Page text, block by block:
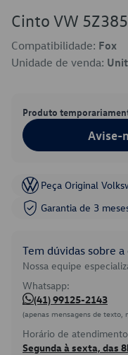
Cinto VW
Compatibilidade: Fox
Unidade de venda:
Produto
Avise-
Peça Original
Garantia de 3
Tem dúvidas sobre
Nossa equipe
Whatsapp:
(41) 99125-2143
(apenas mensagens de texto,
Horário de
Segunda à sexta, das